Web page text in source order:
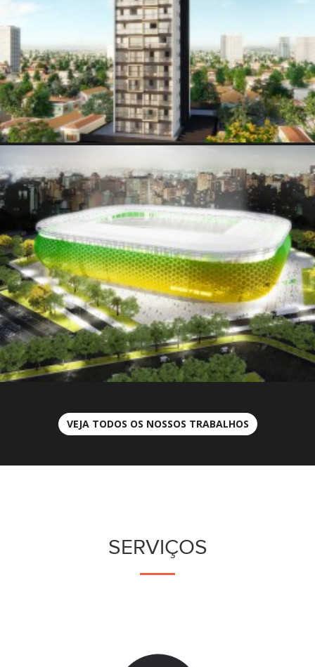
VEJA TODOS OS NOSSOS TRABALHOS
SERVIÇOS